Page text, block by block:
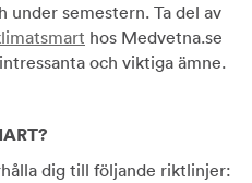
under semestern. Ta del av
hos Medvetna.se
och viktiga ämne.
dig till följande riktlinjer: